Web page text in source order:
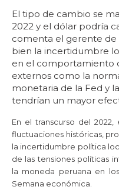
El tipo de cambio se
2022 y el dólar podría
comenta el gerente de
bien la incertidumbre
en el comportamiento
externos como la
monetaria de la Fed y
tendrían un mayor
En el transcurso del
fluctuaciones históricas,
la incertidumbre política
de las tensiones políticas
la moneda peruana en
Semana económica.